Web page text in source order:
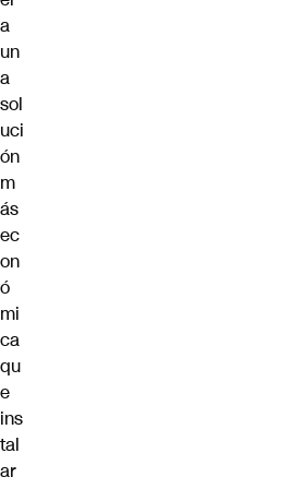
a
un
a
sol
uci
ón
m
ás
ec
on
ó
mi
ca
qu
e
ins
tal
ar